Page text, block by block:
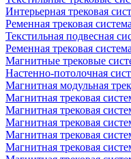
Интерьерная трековая
Ременная трековая
Текстильная подвесная
Ременная трековая
Магнитные трековые
Настенно-потолочная
Магнитная модульная
Магнитная трековая
Магнитная трековая
Магнитная трековая
Магнитная трековая
Магнитная трековая